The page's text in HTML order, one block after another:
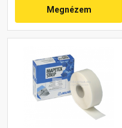
Megnézem